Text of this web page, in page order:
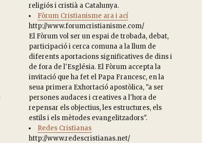
religiós i cristià a Catalunya.
Fòrum Cristianisme ara i ací
http://www.forumcristianisme.com/
El Fòrum vol ser un espai de trobada, debat,
participació i cerca comuna a la llum de
diferents aportacions significatives de dins i
de fora de l'Església. El Fòrum accepta la
invitació que ha fet el Papa Francesc, en la
seua primera Exhortació apostòlica, "a ser
persones audaces i creatives a l'hora de
repensar els objectius, les estructures, els
estils i els mètodes evangelitzadors".
Redes Cristianas
http://www.redescristianas.net/